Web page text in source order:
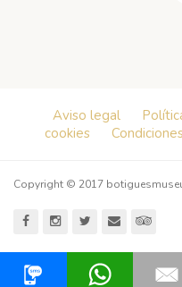
Aviso legal
cookies
Copyright © 2017